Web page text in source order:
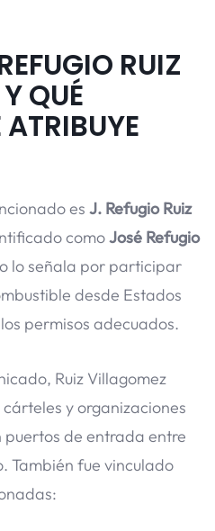
RUIZ
QUÉ
ATRIBUYE
es J. Refugio Ruiz
comoJosé Refugio
lo señala por participar
desde Estados
permisos adecuados.
Ruiz Villagomez
y organizaciones
de entrada entre
También fue vinculado